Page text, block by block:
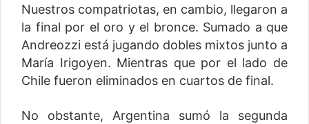
Nuestros compatriotas, en cambio, llegaron a
la final por el oro y el bronce. Sumado a que
Andreozzi está jugando dobles mixtos junto a
María Irigoyen. Mientras que por el lado de
Chile fueron eliminados en cuartos de final.
No obstante, Argentina sumó la segunda